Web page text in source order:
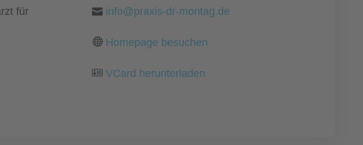
für
info@praxis-dr-montag.de
Homepage besuchen
VCard herunterladen